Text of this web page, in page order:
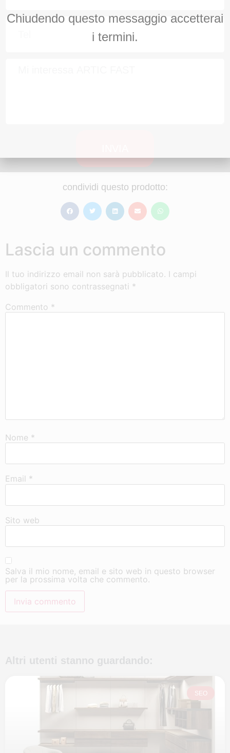
condividi questo prodotto:
Lascia un commento
Il tuo indirizzo email non sarà pubblicato. I campi
obbligatori sono contrassegnati *
Commento *
Nome *
Email *
Sito web
Salva il mio nome, email e sito web in questo browser
per la prossima volta che commento.
Altri utenti stanno guardando:
SEO
Chiudendo questo messaggio accetterai
i termini.